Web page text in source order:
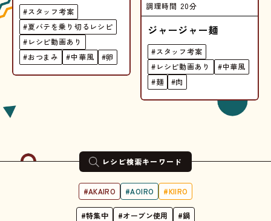
#スタッフ考案
#夏バテを乗り切るレシピ
#レシピ動画あり
#おつまみ
#中華風 #卵
調理時間 20分
ジャージャー麺
#スタッフ考案
#レシピ動画あり
#中華風
#麺
#肉
レシピ検索キーワード
#AKAIRO #AOIRO #KIIRO
#特集中 #オーブン使用
#鍋